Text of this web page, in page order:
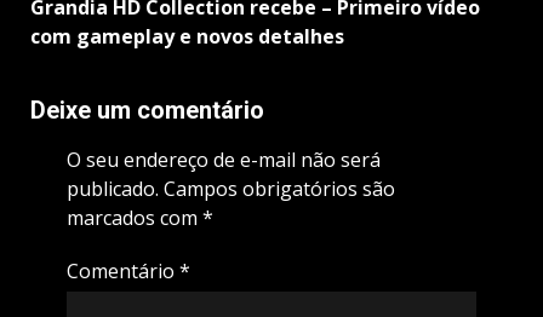
Grandia HD Collection recebe – Primeiro vídeo
com gameplay e novos detalhes
Deixe um comentário
O seu endereço de e-mail não será
publicado. Campos obrigatórios são
marcados com *
Comentário *